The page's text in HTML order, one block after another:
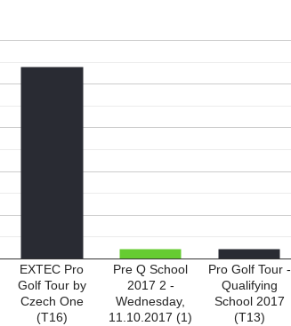
EXTEC Pro
Golf Tour by
Czech One
(T16)
Pre Q School
2017 2 -
Wednesday,
11.10.2017 (1)
Pro Golf Tour -
Qualifying
School 2017
(T13)